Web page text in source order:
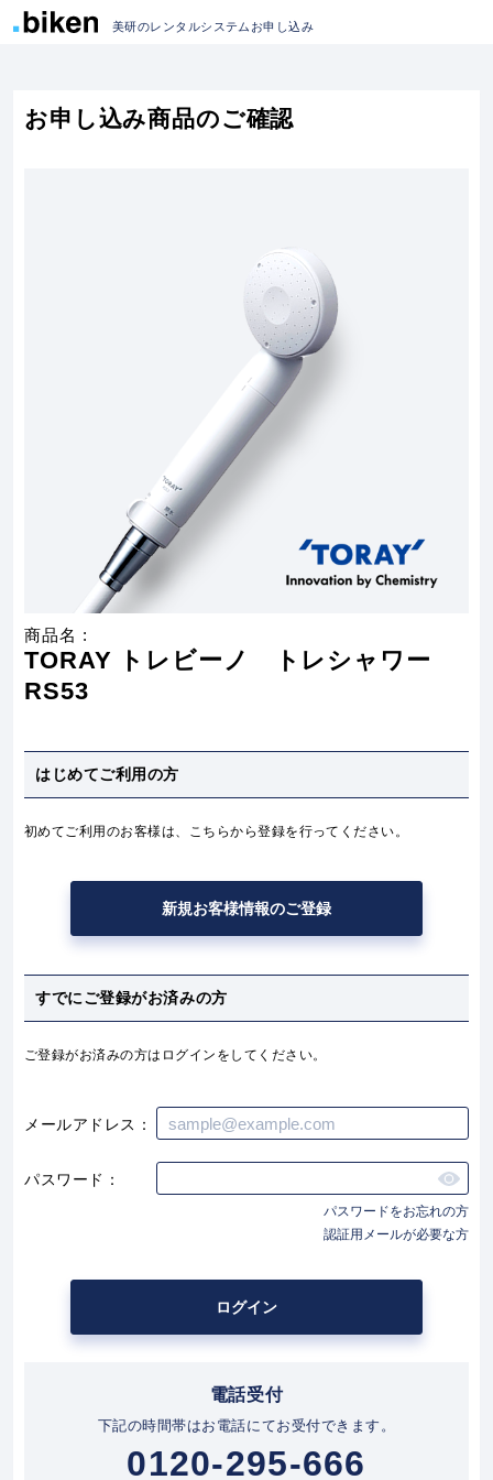
美研のレンタルシステムお申し込み
お申し込み商品のご確認
TORAY トレビーノ トレシャワー
RS53
はじめてご利用の方
初めてご利用のお客様は、こちらから登録を行ってください。
新規お客様情報のご登録
すでにご登録がお済みの方
ご登録がお済みの方はログインをしてください。
メールアドレス
パスワード
パスワードをお忘れの方
認証用メールが必要な方
ログイン
下記の時間帯はお電話にてお受付できます。
0120-295-666